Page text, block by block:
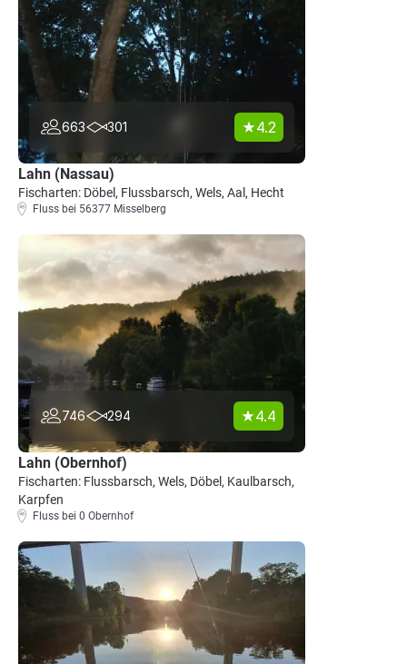
663 301 4.2
Lahn (Nassau)
Fischarten: Döbel, Flussbarsch, Wels, Aal, Hecht
Fluss bei 56377 Misselberg
746 294 4.4
Lahn (Obernhof)
Fischarten: Flussbarsch, Wels, Döbel, Kaulbarsch,
Karpfen
Fluss bei 0 Obernhof